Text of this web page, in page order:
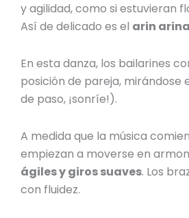
y agilidad, como si estuvieran
Así de delicado es el arin arina
En esta danza, los bailarines
posición de pareja, mirándose
de paso, ¡sonríe!).
A medida que la música
empiezan a moverse en
ágiles y giros suaves. Los
con fluidez.